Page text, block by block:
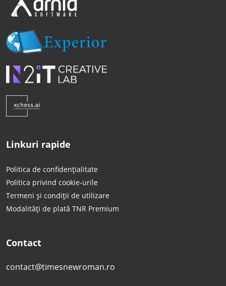
Linkuri rapide
Politica de confidențialitate
Politica privind cookie-urile
Termeni și condiții de utilizare
Modalități de plată TNR Premium
Contact
contact@timesnewroman.ro